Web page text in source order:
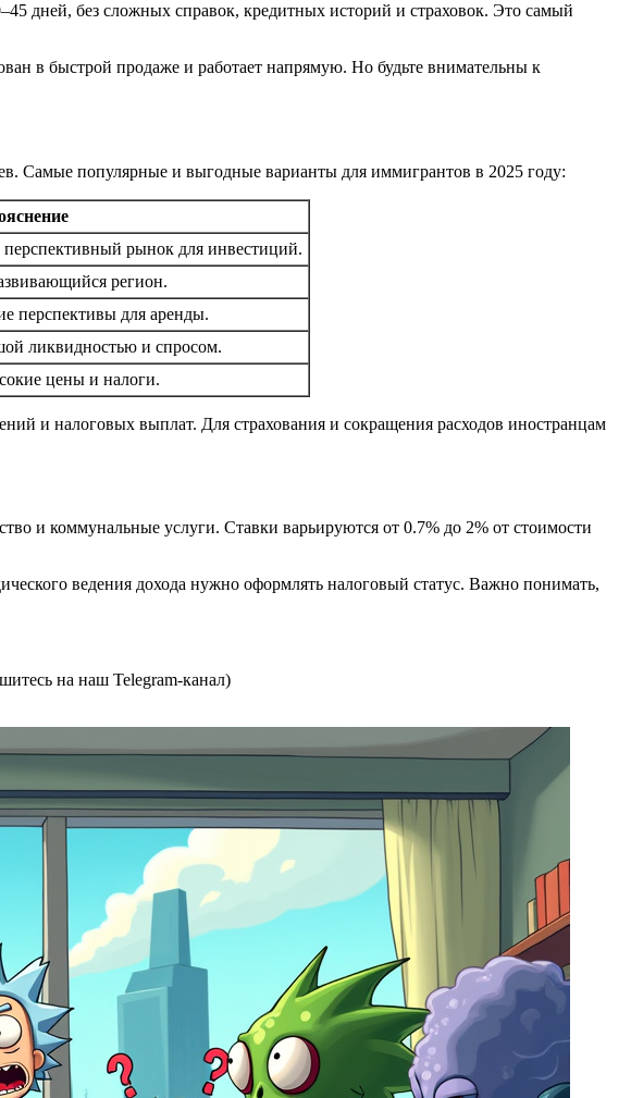
дней, без сложных справок, кредитных историй и страховок. Это самый
в быстрой продаже и работает напрямую. Но будьте внимательны к
Самые популярные и выгодные варианты для иммигрантов в 2025 году:
рынок для инвестиций.
регион.
перспективы для аренды.
ликвидностью и спросом.
цены и налоги.
и налоговых выплат. Для страхования и сокращения расходов иностранцам
и коммунальные услуги. Ставки варьируются от 0.7% до 2% от стоимости
ведения дохода нужно оформлять налоговый статус. Важно понимать,
на наш Telegram-канал)